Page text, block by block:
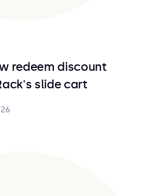
redeem discount
slide cart